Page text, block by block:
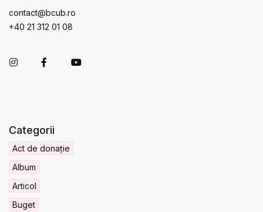
contact@bcub.ro
+40 21 312 01 08
Categorii
Act de donație
Album
Articol
Buget